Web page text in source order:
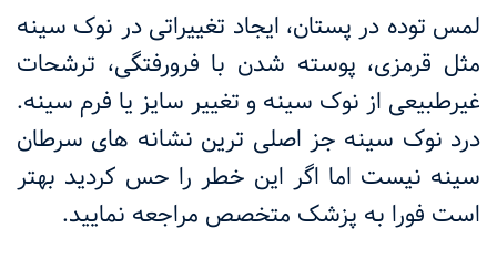
لمس توده در پستان، ایجاد تغییراتی در نوک سینه
مثل قرمزی، پوسته شدن با فرورفتگی، ترشحات
غیرطبیعی از نوک سینه و تغییر سایز یا فرم سینه.
درد نوک سینه جز اصلی ترین نشانه های سرطان
سینه نیست اما اگر این خطر را حس کردید بهتر
است فورا به پزشک متخصص مراجعه نمایید.